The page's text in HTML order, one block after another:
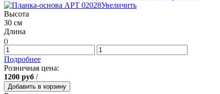
Увеличить
Высота
30 см
Длина
()
Подробнее
Розничная цена:
1200 руб /
Добавить в корзину